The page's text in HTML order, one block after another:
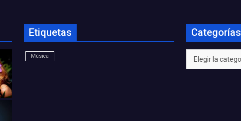
Etiquetas
Música
Categorías
Categorías